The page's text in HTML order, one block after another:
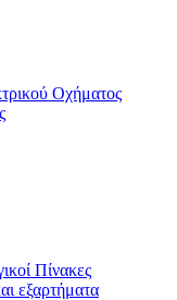
Οχήματος
Πίνακες
εξαρτήματα